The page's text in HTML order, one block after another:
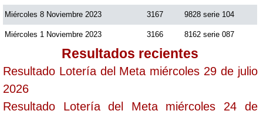
Miércoles 8 Noviembre 2023 3167 9828 serie 104
Miércoles 1 Noviembre 2023 3166 8162 serie 087
Resultados recientes
Resultado Lotería del Meta miércoles 29 de julio
2026
Resultado Lotería del Meta miércoles 24 de